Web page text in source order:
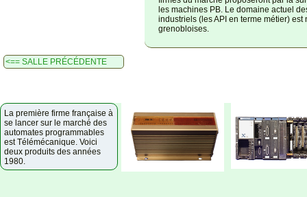
les machines PB. Le domaine actuel
industriels (les API en terme métier)
grenobloises.
<== SALLE PRÉCÉDENTE
La première firme française à
se lancer sur le marché des
automates programmables
est Télémécanique. Voici
deux produits des années
1980.